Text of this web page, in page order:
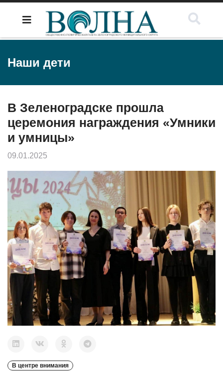
Наши дети
В Зеленоградске прошла
церемония награждения «Умники
и умницы»
09.01.2025
В центре внимания